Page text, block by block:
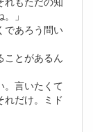
」
であろう問い
ことがあるん
。言いたくて
れだけ。ミド